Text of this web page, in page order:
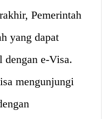
Pemerintah
yang dapat
dengan e-Visa.
mengunjungi